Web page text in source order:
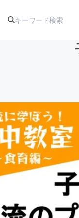
アート・写真
テクノロジー・ガジ
ビジネス・起業